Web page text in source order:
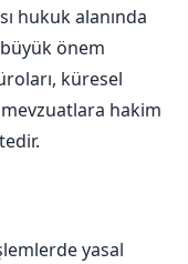
hukuk alanında
önem
küresel
hakim
yasal